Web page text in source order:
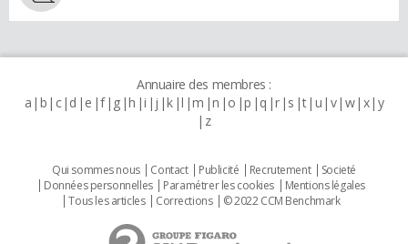
Annuaire des membres :
a b c d e f g h i j k l m n o p q r s t u v w x y
z
Qui sommes nous Contact Publicité Recrutement
Societé
Données personnelles
Paramétrer les cookies
Mentions légales
Tous les articles
Corrections © 2022 CCM Benchmark